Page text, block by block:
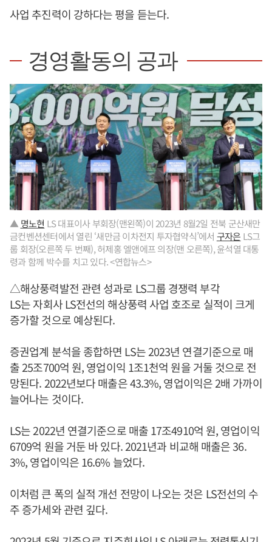
사업 추진력이 강하다는 평을 듣는다.
경영활동의 공과
▲ 명노현 LS 대표이사 부회장(맨왼쪽)이 2023년 8월2일 전북 군산새만
금컨벤션센터에서 열린 ‘새만금 이차전지 투자협약식’에서 구자은 LS그
룹 회장(오른쪽 두 번째), 허제홍 엘앤에프 의장(맨 오른쪽), 윤석열 대통
령과 함께 박수를 치고 있다. <연합뉴스>
△해상풍력발전 관련 성과로 LS그룹 경쟁력 부각
LS는 자회사 LS전선의 해상풍력 사업 호조로 실적이 크게
증가할 것으로 예상된다.
증권업계 분석을 종합하면 LS는 2023년 연결기준으로 매
출 25조700억 원, 영업이익 1조1천억 원을 거둘 것으로 전
망된다. 2022년보다 매출은 43.3%, 영업이익은 2배 가까이
늘어나는 것이다.
LS는 2022년 연결기준으로 매출 17조4910억 원, 영업이익
6709억 원을 거둔 바 있다. 2021년과 비교해 매출은 36.
3%, 영업이익은 16.6% 늘었다.
이처럼 큰 폭의 실적 개선 전망이 나오는 것은 LS전선의 수
주 증가세와 관련 깊다.